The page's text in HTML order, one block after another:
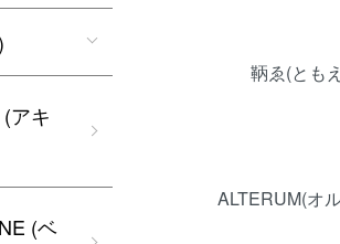
鞆ゑ(とも
ALTERUM(オ
アキ
(ベ